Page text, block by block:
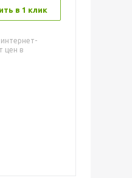
в 1 клик
цен в